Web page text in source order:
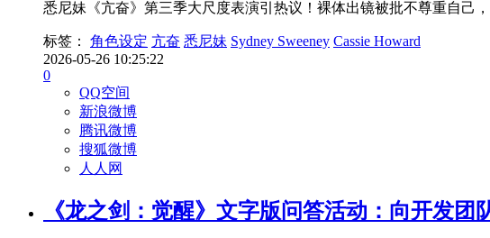
悉尼妹《亢奋》第三季大尺度表演引热议！裸体出镜被批不尊重自己
标签： 角色设定 亢奋 悉尼妹 Sydney Sweeney Cassie Howard
2026-05-26 10:25:22
0
QQ空间
新浪微博
腾讯微博
搜狐微博
人人网
《龙之剑：觉醒》文字版问答活动：向开发团